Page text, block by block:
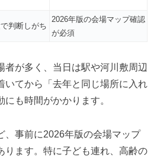
判断しがち
2026年版の会場マップ確認
が必須
者が多く、当日は駅や河川敷周辺
いてから「去年と同じ場所に入れ
も時間がかかります。
、事前に2026年版の会場マップ
ります。特に子ども連れ、高齢の